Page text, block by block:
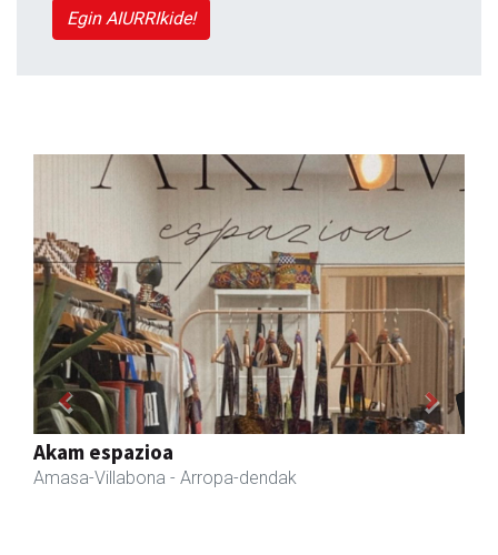
Egin AIURRIkide!
Fleming Herri Eskola
Amasa-Villabona - Hezkuntza
Previous Next